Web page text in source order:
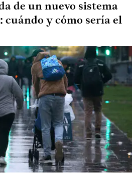
de un nuevo sistema
y cómo sería el